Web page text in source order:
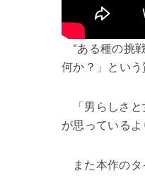
“ある種の挑
何か？」とい
「男らしさ
が思っている
また本作の